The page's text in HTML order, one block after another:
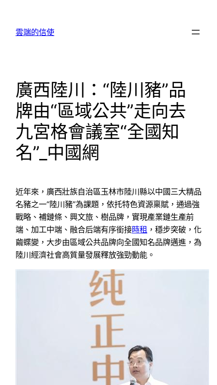
雲端的信使
廣西陸川：“陸川豬”品
牌由“區域公共”走向去
九宮格會議室“全國知
名”_中國網
近年來，廣西壯族自治區玉林市陸川縣以中國三大精品
名豬之一“陸川豬”為課題，依托特色資源稟賦，通過強
戰略、補鏈條、興文旅、樹品牌，實現產業鏈生產前
端、加工中端、融合后端有序銜接時租 ，穩步突破，化
繭蝶變，大步由區域公共品牌向全國知名品牌邁進，為
陸川經濟社會高質量發展釋放強勁動能。